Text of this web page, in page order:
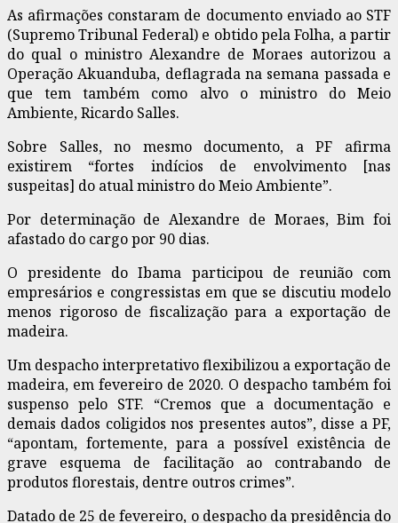
As afirmações constaram de documento enviado ao STF
(Supremo Tribunal Federal) e obtido pela Folha, a partir
do qual o ministro Alexandre de Moraes autorizou a
Operação Akuanduba, deflagrada na semana passada e
que tem também como alvo o ministro do Meio
Ambiente, Ricardo Salles.
Sobre Salles, no mesmo documento, a PF afirma
existirem “fortes indícios de envolvimento [nas
suspeitas] do atual ministro do Meio Ambiente”.
Por determinação de Alexandre de Moraes, Bim foi
afastado do cargo por 90 dias.
O presidente do Ibama participou de reunião com
empresários e congressistas em que se discutiu modelo
menos rigoroso de fiscalização para a exportação de
madeira.
Um despacho interpretativo flexibilizou a exportação de
madeira, em fevereiro de 2020. O despacho também foi
suspenso pelo STF. “Cremos que a documentação e
demais dados coligidos nos presentes autos”, disse a PF,
“apontam, fortemente, para a possível existência de
grave esquema de facilitação ao contrabando de
produtos florestais, dentre outros crimes”.
Datado de 25 de fevereiro, o despacho da presidência do